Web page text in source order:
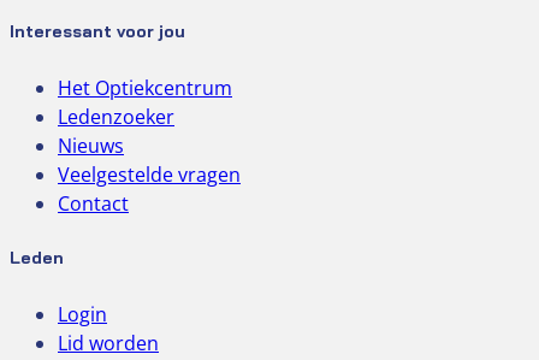
Interessant voor jou
Het Optiekcentrum
Ledenzoeker
Nieuws
Veelgestelde vragen
Contact
Leden
Login
Lid worden